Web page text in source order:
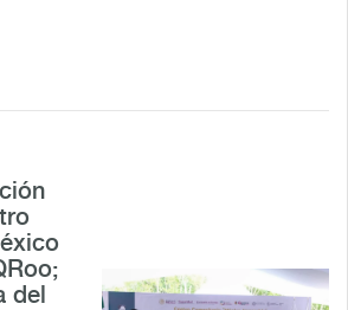
del